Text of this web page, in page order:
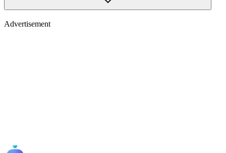
Advertisement